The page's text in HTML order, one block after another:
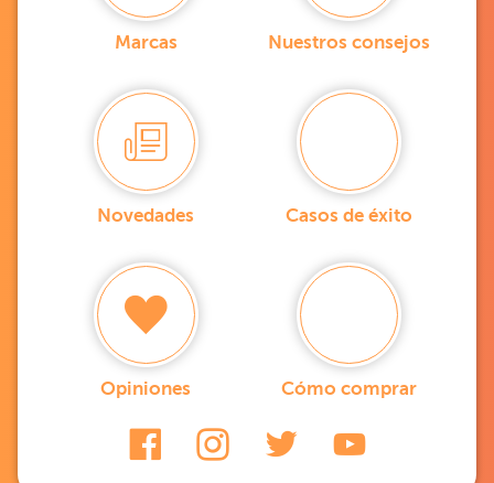
Marcas Nuestros consejos
Novedades Casos de éxito
Opiniones Cómo comprar